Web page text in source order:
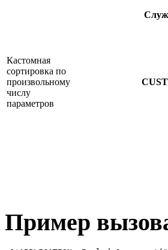
Кастомная
сортировка по
произвольному
числу
параметров
Пример